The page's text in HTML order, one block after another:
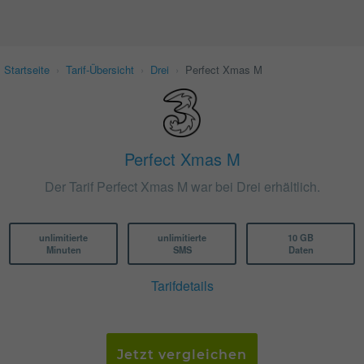
Startseite Tarif-Übersicht Drei Perfect Xmas M
Perfect Xmas M
Der Tarif Perfect Xmas M war bei Drei erhältlich.
unlimitierte
Minuten
unlimitierte
SMS
10 GB
Daten
Tarifdetails
Jetzt vergleichen